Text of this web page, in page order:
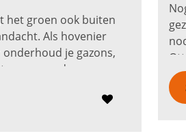
het groen ook buiten
Als hovenier
je gazons,
groen rond
en